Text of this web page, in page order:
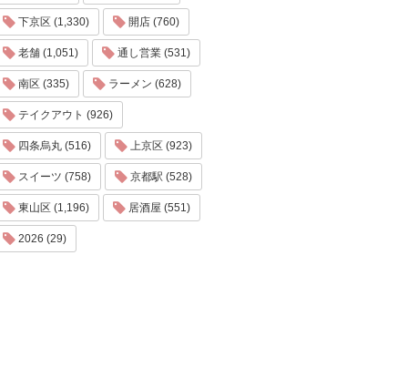
下京区 (1,330) 開店 (760)
老舗 (1,051) 通し営業 (531)
南区 (335) ラーメン (628)
テイクアウト (926)
四条烏丸 (516) 上京区 (923)
スイーツ (758) 京都駅 (528)
東山区 (1,196) 居酒屋 (551)
2026 (29)